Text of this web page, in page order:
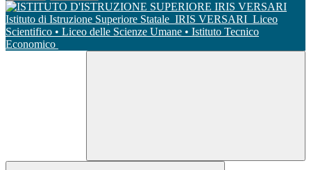
Istituto di Istruzione Superiore Statale IRIS VERSARI Liceo
Scientifico • Liceo delle Scienze Umane • Istituto Tecnico
Economico